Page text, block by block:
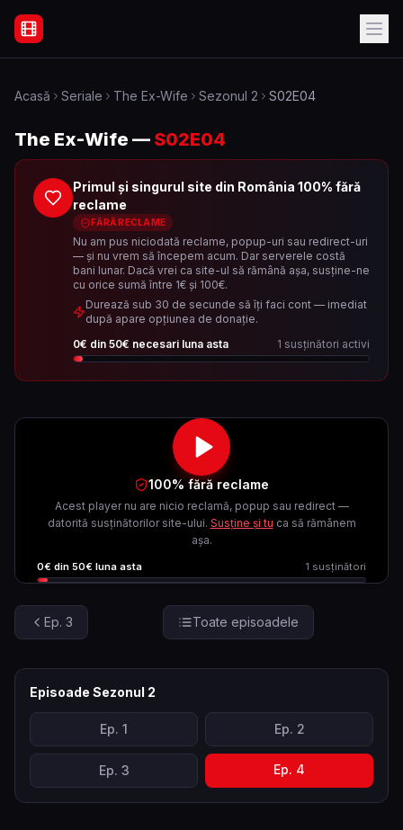
Filme Online Subtitrate - Acasă
Acasă Seriale The Ex-Wife Sezonul 2 S02E04
The Ex-Wife — S02E04
Primul și singurul site din România 100% fără
reclame
FĂRĂ RECLAME
Nu am pus niciodată reclame, popup-uri sau redirect-uri
— și nu vrem să începem acum. Dar serverele costă
bani lunar. Dacă vrei ca site-ul să rămână așa, susține-ne
cu orice sumă între 1€ și 100€.
Durează sub 30 de secunde să îți faci cont — imediat
după apare opțiunea de donație.
0€ din 50€ necesari luna asta 1 susținători activi
100% fără reclame
Acest player nu are nicio reclamă, popup sau redirect —
datorită susținătorilor site-ului. Susține și tu ca să rămânem
așa.
0€ din 50€ luna asta 1 susținători
Ep. 3 Toate episoadele
Episoade Sezonul 2
Ep. 1 Ep. 2
Ep. 3 Ep. 4